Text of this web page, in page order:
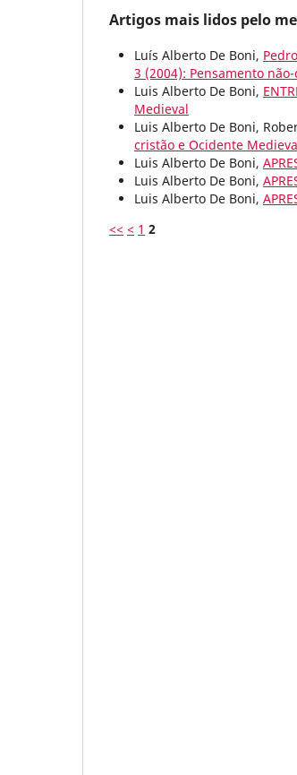
Artigos mais lidos pelo
Luís Alberto De Boni,
3 (2004): Pensamento
Luis Alberto De Boni,
Medieval
Luis Alberto De Boni,
cristão e Ocidente
Luis Alberto De Boni,
Luis Alberto De Boni,
Luis Alberto De Boni,
<< < 1 2